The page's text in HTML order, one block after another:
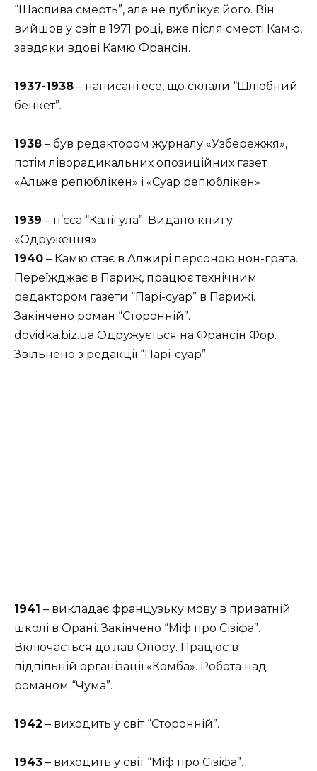
“Щаслива смерть”, але не публікує його. Він
вийшов у світ в 1971 році, вже після смерті Камю,
завдяки вдові Камю Франсін.
1937-1938 – написані есе, що склали “Шлюбний
бенкет”.
1938 – був редактором журналу «Узбережжя»,
потім ліворадикальних опозиційних газет
«Альже репюблікен» і «Суар репюблікен»
1939 – п’єса “Калігула”. Видано книгу
«Одруження»
1940 – Камю стає в Алжирі персоною нон-грата.
Переїжджає в Париж, працює технічним
редактором газети “Парі-суар” в Парижі.
Закінчено роман “Сторонній”.
dovidka.biz.ua Одружується на Франсін Фор.
Звільнено з редакції “Парі-суар”.
1941 – викладає французьку мову в приватній
школі в Орані. Закінчено “Міф про Сізіфа”.
Включається до лав Опору. Працює в
підпільній організації «Комба». Робота над
романом “Чума”.
1942 – виходить у світ “Сторонній”.
1943 – виходить у світ “Міф про Сізіфа”.